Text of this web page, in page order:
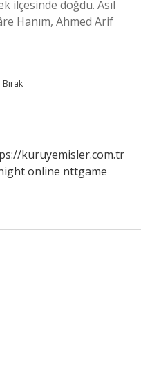
ilçesinde doğdu. Asıl
Hanım, Ahmed Arif
kuruyemisler.com.tr
online nttgame